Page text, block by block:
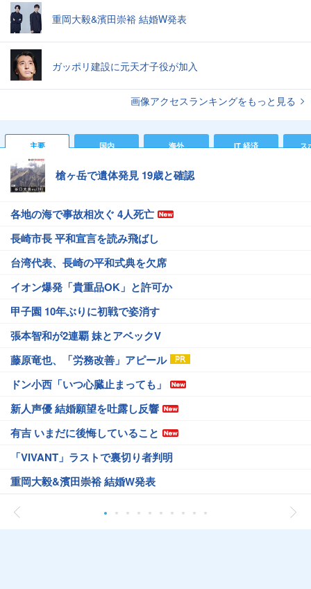
重岡大毅&濱田崇裕 結婚W発表
ガッポリ建設に元天才子役が加入
画像アクセスランキングをもっと見る
主要 国内 海外 IT 経済 ス
槍ヶ岳で遺体発見 19歳と確認
各地の海で事故相次ぐ 4人死亡
長崎市長 平和宣言を読み飛ばし
台湾代表、長崎の平和式典を欠席
イオン爆発「貴重品OK」と許可か
甲子園 10年ぶりに初戦で姿消す
張本智和が2連覇 妹とアベックV
藤原竜也、「労務改善」アピール
ドン小西「いつ心臓止まっても」
新人声優 結婚願望を吐露し反響
有吉 いまだに後悔していること
「VIVANT」ラストで裏切り者判明
重岡大毅&濱田崇裕 結婚W発表